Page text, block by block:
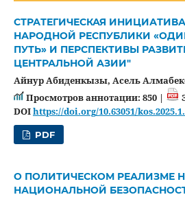
СТРАТЕГИЧЕСКАЯ
НАРОДНОЙ РЕСПУБЛИКИ
ПУТЬ» И ПЕРСПЕКТИВЫ
ЦЕНТРАЛЬНОЙ АЗИИ"
Айнур Абиденкызы, Асель
Просмотров аннотации: 850 |
DOIhttps://doi.org/10.63051/
PDF
О ПОЛИТИЧЕСКОМ РЕАЛИЗМЕ
НАЦИОНАЛЬНОЙ